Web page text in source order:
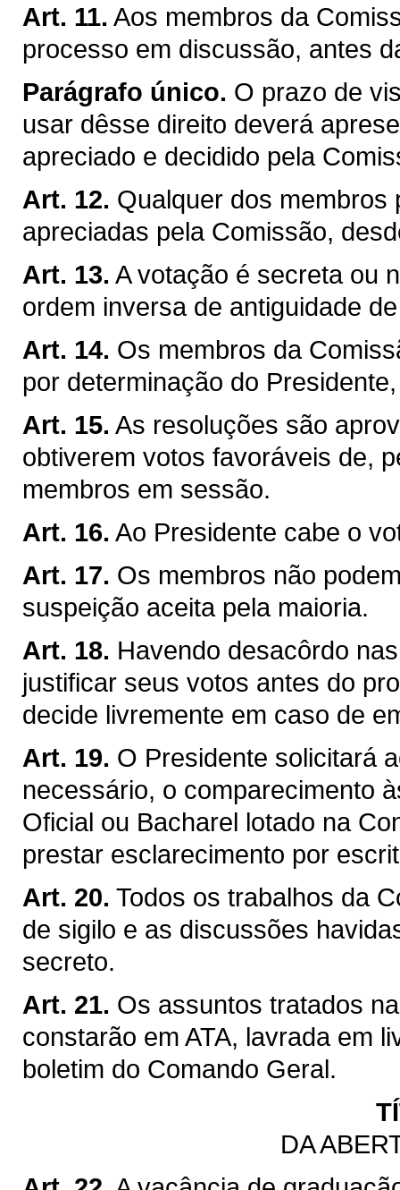
Art. 11. Aos membros da
processo em discussão, antes
Parágrafo único. O prazo de
usar dêsse direito deverá
apreciado e decidido pela
Art. 12. Qualquer dos membros
apreciadas pela Comissão,
Art. 13. A votação é secreta ou
ordem inversa de antiguidade
Art. 14. Os membros da
por determinação do
Art. 15. As resoluções são
obtiverem votos favoráveis de,
membros em sessão.
Art. 16. Ao Presidente cabe o
Art. 17. Os membros não
suspeição aceita pela maioria.
Art. 18. Havendo desacôrdo
justificar seus votos antes do
decide livremente em caso de
Art. 19. O Presidente solicitará
necessário, o comparecimento
Oficial ou Bacharel lotado na
prestar esclarecimento por
Art. 20. Todos os trabalhos da
de sigilo e as discussões
secreto.
Art. 21. Os assuntos tratados
constarão em ATA, lavrada em
boletim do Comando Geral.
DA